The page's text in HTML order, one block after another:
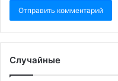
Случайные